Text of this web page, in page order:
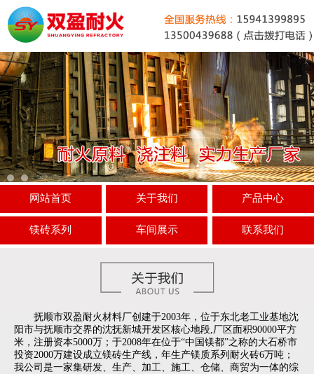
网站首页 关于我们 产品中心
镁砖系列 车间展示 联系我们
抚顺市双盈耐火材料厂创建于2003年，位于东北老工业基地沈
阳市与抚顺市交界的沈抚新城开发区核心地段,厂区面积90000平方
米，注册资本5000万；于2008年在位于“中国镁都”之称的大石桥市
投资2000万建设成立镁砖生产线，年生产镁质系列耐火砖6万吨；
我公司是一家集研发、生产、加工、施工、仓储、商贸为一体的综